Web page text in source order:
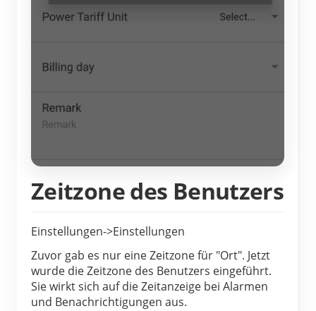
Zeitzone des Benutzers
Einstellungen->Einstellungen
Zuvor gab es nur eine Zeitzone für "Ort". Jetzt
wurde die Zeitzone des Benutzers eingeführt.
Sie wirkt sich auf die Zeitanzeige bei Alarmen
und Benachrichtigungen aus.